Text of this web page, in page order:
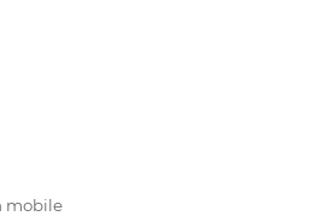
mobile